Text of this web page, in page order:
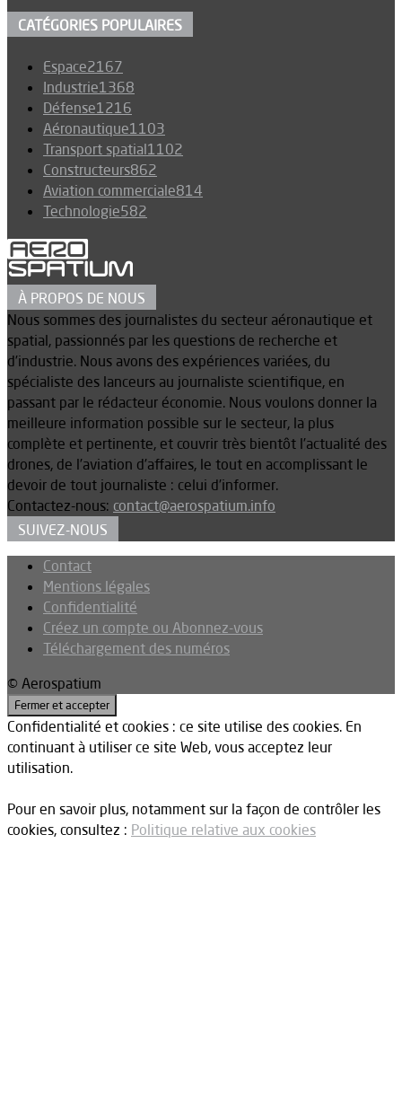
CATÉGORIES POPULAIRES
Espace2167
Industrie1368
Défense1216
Aéronautique1103
Transport spatial1102
Constructeurs862
Aviation commerciale814
Technologie582
À PROPOS DE NOUS
Nous sommes des journalistes du secteur aéronautique et
spatial, passionnés par les questions de recherche et
d’industrie. Nous avons des expériences variées, du
spécialiste des lanceurs au journaliste scientifique, en
passant par le rédacteur économie. Nous voulons donner la
meilleure information possible sur le secteur, la plus
complète et pertinente, et couvrir très bientôt l’actualité des
drones, de l’aviation d’affaires, le tout en accomplissant le
devoir de tout journaliste : celui d’informer.
Contactez-nous: contact@aerospatium.info
SUIVEZ-NOUS
Contact
Mentions légales
Confidentialité
Créez un compte ou Abonnez-vous
Téléchargement des numéros
© Aerospatium
Confidentialité et cookies : ce site utilise des cookies. En
continuant à utiliser ce site Web, vous acceptez leur
utilisation.
Pour en savoir plus, notamment sur la façon de contrôler les
cookies, consultez : Politique relative aux cookies